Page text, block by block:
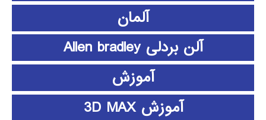
آلمان
آلن بردلی Allen bradley
آموزش
آموزش 3D MAX